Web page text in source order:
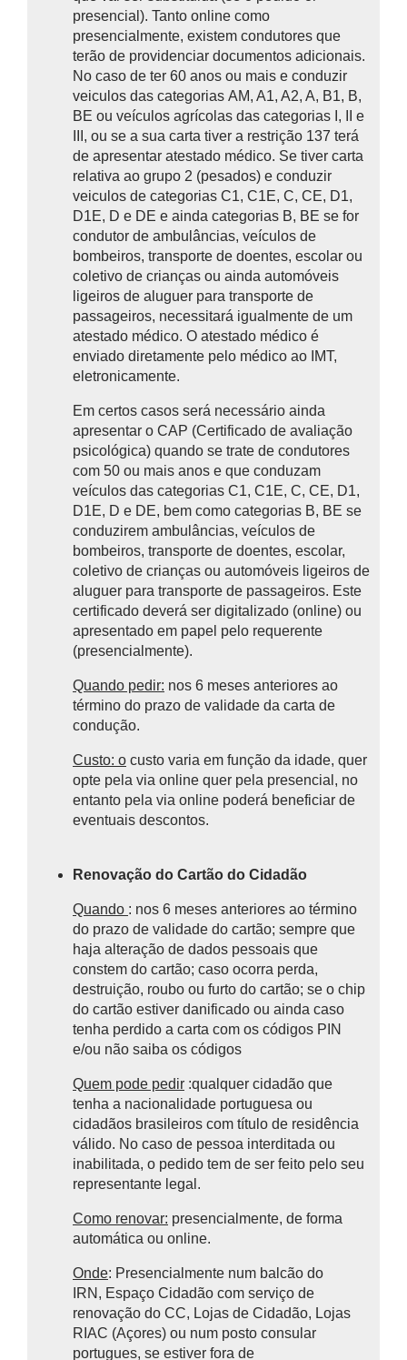
presencial). Tanto online como
presencialmente, existem condutores que
terão de providenciar documentos adicionais.
No caso de ter 60 anos ou mais e conduzir
veiculos das categorias AM, A1, A2, A, B1, B,
BE ou veículos agrícolas das categorias I, II e
III, ou se a sua carta tiver a restrição 137 terá
de apresentar atestado médico. Se tiver carta
relativa ao grupo 2 (pesados) e conduzir
veiculos de categorias C1, C1E, C, CE, D1,
D1E, D e DE e ainda categorias B, BE se for
condutor de ambulâncias, veículos de
bombeiros, transporte de doentes, escolar ou
coletivo de crianças ou ainda automóveis
ligeiros de aluguer para transporte de
passageiros, necessitará igualmente de um
atestado médico. O atestado médico é
enviado diretamente pelo médico ao IMT,
eletronicamente.
Em certos casos será necessário ainda
apresentar o CAP (Certificado de avaliação
psicológica) quando se trate de condutores
com 50 ou mais anos e que conduzam
veículos das categorias C1, C1E, C, CE, D1,
D1E, D e DE, bem como categorias B, BE se
conduzirem ambulâncias, veículos de
bombeiros, transporte de doentes, escolar,
coletivo de crianças ou automóveis ligeiros de
aluguer para transporte de passageiros. Este
certificado deverá ser digitalizado (online) ou
apresentado em papel pelo requerente
(presencialmente).
Quando pedir: nos 6 meses anteriores ao
término do prazo de validade da carta de
condução.
Custo: o custo varia em função da idade, quer
opte pela via online quer pela presencial, no
entanto pela via online poderá beneficiar de
eventuais descontos.
Renovação do Cartão do Cidadão
Quando : nos 6 meses anteriores ao término
do prazo de validade do cartão; sempre que
haja alteração de dados pessoais que
constem do cartão; caso ocorra perda,
destruição, roubo ou furto do cartão; se o chip
do cartão estiver danificado ou ainda caso
tenha perdido a carta com os códigos PIN
e/ou não saiba os códigos
Quem pode pedir :qualquer cidadão que
tenha a nacionalidade portuguesa ou
cidadãos brasileiros com título de residência
válido. No caso de pessoa interditada ou
inabilitada, o pedido tem de ser feito pelo seu
representante legal.
Como renovar: presencialmente, de forma
automática ou online.
Onde: Presencialmente num balcão do
IRN, Espaço Cidadão com serviço de
renovação do CC, Lojas de Cidadão, Lojas
RIAC (Açores) ou num posto consular
portugues, se estiver fora de